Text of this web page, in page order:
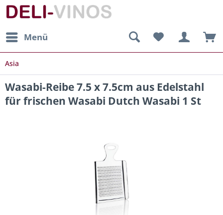
Menü
Asia
Wasabi-Reibe 7.5 x 7.5cm aus Edelstahl
für frischen Wasabi Dutch Wasabi 1 St